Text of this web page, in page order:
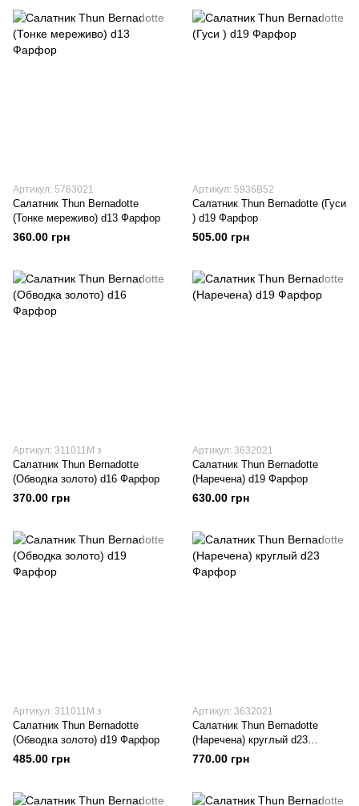
Артикул: 5763021
Салатник Thun Bernadotte
(Тонке мереживо) d13 Фарфор
360.00 грн
Артикул: 5936B52
Салатник Thun Bernadotte (Гуси
) d19 Фарфор
505.00 грн
Артикул: 311011M з
Салатник Thun Bernadotte
(Обводка золото) d16 Фарфор
370.00 грн
Артикул: 3632021
Салатник Thun Bernadotte
(Наречена) d19 Фарфор
630.00 грн
Артикул: 311011M з
Салатник Thun Bernadotte
(Обводка золото) d19 Фарфор
485.00 грн
Артикул: 3632021
Салатник Thun Bernadotte
(Наречена) круглый d23
Фарфор
770.00 грн